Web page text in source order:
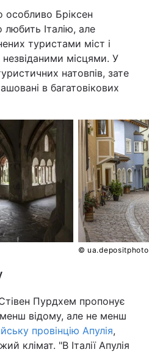
особливо Бріксен
Італію, але
туристами міст і
незвіданими місцями. У
натовпів, зате
в багатовікових
©
Пурдхем пропонує
менш відому, але не менш
провінцію Апулія,
клімат. "В Італії Апулія